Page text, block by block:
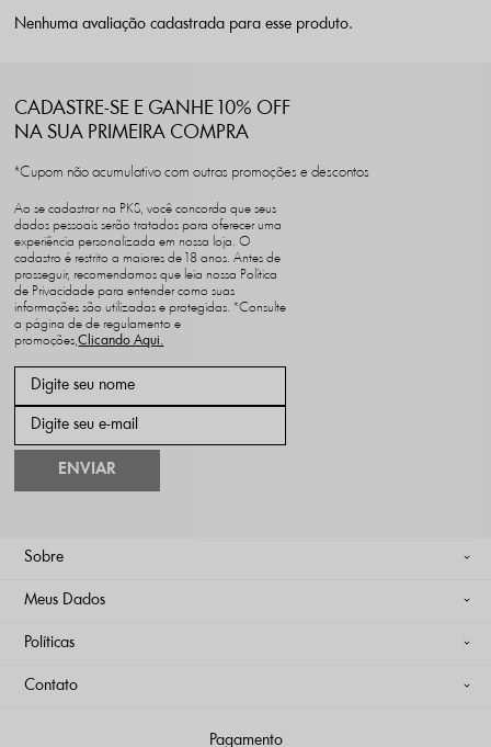
Nenhuma avaliação cadastrada para esse produto.
CADASTRE-SE E GANHE 10% OFF
NA SUA PRIMEIRA COMPRA
*Cupom não acumulativo com outras promoções e descontos
ENVIAR
Ao se cadastrar na PKS, você concorda que seus
dados pessoais serão tratados para oferecer uma
experiência personalizada em nossa loja. O
cadastro é restrito a maiores de 18 anos. Antes de
prosseguir, recomendamos que leia nossa Política
de Privacidade para entender como suas
informações são utilizadas e protegidas. *Consulte
a página de de regulamento e
promoções,
Sobre
Meus Dados
Políticas
Contato
Pagamento